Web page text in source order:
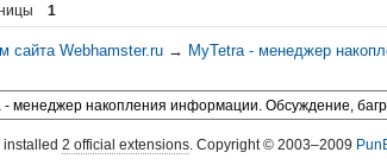
1
сайта Webhamster.ru → MyTetra - менеджер
installed 2 official extensions. Copyright © 2003–2009